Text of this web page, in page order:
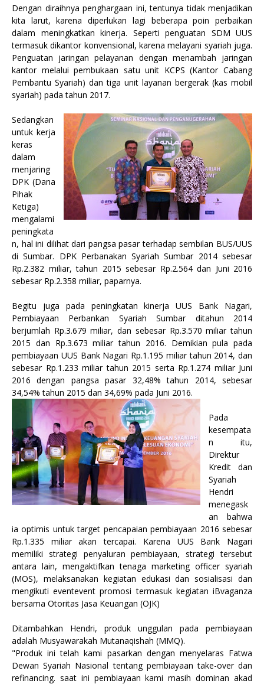
Dengan diraihnya penghargaan ini, tentunya tidak menjadikan
kita larut, karena diperlukan lagi beberapa poin perbaikan
dalam meningkatkan kinerja. Seperti penguatan SDM UUS
termasuk dikantor konvensional, karena melayani syariah juga.
Penguatan jaringan pelayanan dengan menambah jaringan
kantor melalui pembukaan satu unit KCPS (Kantor Cabang
Pembantu Syariah) dan tiga unit layanan bergerak (kas mobil
syariah) pada tahun 2017.
Sedangkan
untuk kerja
keras
dalam
menjaring
DPK (Dana
Pihak
Ketiga)
mengalami
peningkata
n, hal ini dilihat dari pangsa pasar terhadap sembilan BUS/UUS
di Sumbar. DPK Perbanakan Syariah Sumbar 2014 sebesar
Rp.2.382 miliar, tahun 2015 sebesar Rp.2.564 dan Juni 2016
sebesar Rp.2.358 miliar, paparnya.
Begitu juga pada peningkatan kinerja UUS Bank Nagari,
Pembiayaan Perbankan Syariah Sumbar ditahun 2014
berjumlah Rp.3.679 miliar, dan sebesar Rp.3.570 miliar tahun
2015 dan Rp.3.673 miliar tahun 2016. Demikian pula pada
pembiayaan UUS Bank Nagari Rp.1.195 miliar tahun 2014, dan
sebesar Rp.1.233 miliar tahun 2015 serta Rp.1.274 miliar Juni
2016 dengan pangsa pasar 32,48% tahun 2014, sebesar
34,54% tahun 2015 dan 34,69% pada Juni 2016.
Pada
kesempata
n itu,
Direktur
Kredit dan
Syariah
Hendri
menegask
an bahwa
ia optimis untuk target pencapaian pembiayaan 2016 sebesar
Rp.1.335 miliar akan tercapai. Karena UUS Bank Nagari
memiliki strategi penyaluran pembiayaan, strategi tersebut
antara lain, mengaktifkan tenaga marketing officer syariah
(MOS), melaksanakan kegiatan edukasi dan sosialisasi dan
mengikuti eventevent promosi termasuk kegiatan iBvaganza
bersama Otoritas Jasa Keuangan (OJK)
Ditambahkan Hendri, produk unggulan pada pembiayaan
adalah Musyawarakah Mutanaqishah (MMQ).
"Produk ini telah kami pasarkan dengan menyelaras Fatwa
Dewan Syariah Nasional tentang pembiayaan take-over dan
refinancing. saat ini pembiayaan kami masih dominan akad